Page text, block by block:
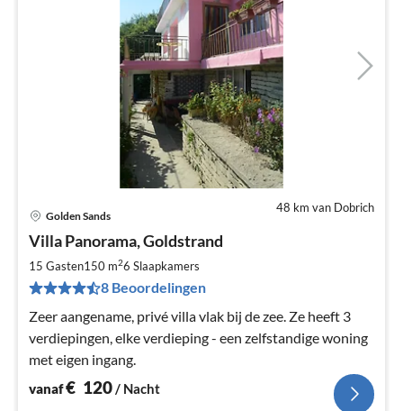
48 km van Dobrich
Golden Sands
Villa Panorama, Goldstrand
15 Gasten150 m26 Slaapkamers
8 Beoordelingen
Zeer aangename, privé villa vlak bij de zee. Ze heeft 3
verdiepingen, elke verdieping - een zelfstandige woning
met eigen ingang.
vanaf€ 120/ Nacht